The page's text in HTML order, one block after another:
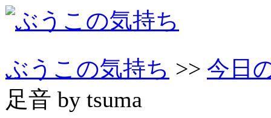
ぶうこの気持ち >> 今日
足音 by tsuma